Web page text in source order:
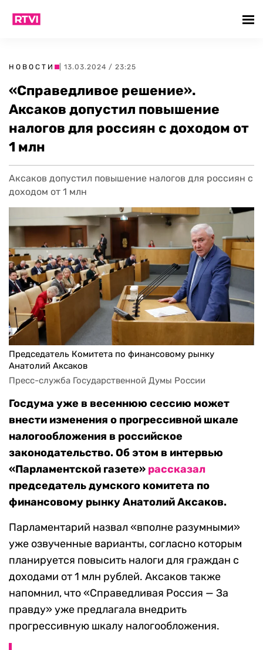
НОВОСТИ | 13.03.2024 / 23:25
«Справедливое решение».
Аксаков допустил повышение
налогов для россиян с доходом от
1 млн
Аксаков допустил повышение налогов для россиян с
доходом от 1 млн
Председатель Комитета по финансовому рынку
Анатолий Аксаков
Пресс-служба Государственной Думы России
Госдума уже в весеннюю сессию может
внести изменения о прогрессивной шкале
налогообложения в российское
законодательство. Об этом в интервью
«Парламентской газете» рассказал
председатель думского комитета по
финансовому рынку Анатолий Аксаков.
Парламентарий назвал «вполне разумными»
уже озвученные варианты, согласно которым
планируется повысить налоги для граждан с
доходами от 1 млн рублей. Аксаков также
напомнил, что «Справедливая Россия — За
правду» уже предлагала внедрить
прогрессивную шкалу налогообложения.